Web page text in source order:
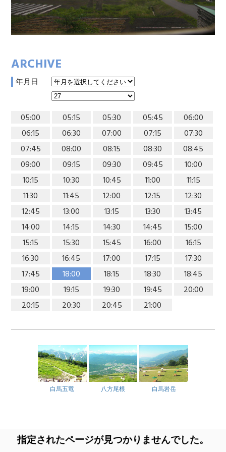
ARCHIVE
年月日
05:00 05:15 05:30 05:45
06:00
06:15
06:30 07:00 07:15
07:30
07:45
08:00 08:15 08:30
08:45
09:00
09:15 09:30 09:45
10:00
10:15
10:30 10:45 11:00
11:15
11:30
11:45 12:00 12:15
12:30
12:45
13:00 13:15 13:30
13:45
14:00
14:15 14:30 14:45
15:00
15:15
15:30 15:45 16:00
16:15
16:30
16:45 17:00 17:15
17:30
17:45
18:00 18:15 18:30
18:45
19:00
19:15 19:30 19:45
20:00
20:15
20:30 20:45 21:00
白馬五竜 八方尾根 白馬岩岳